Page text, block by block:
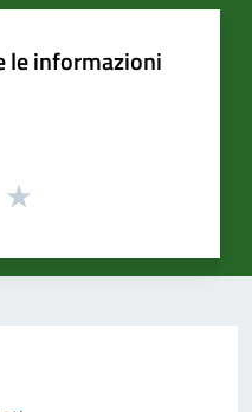
le informazioni